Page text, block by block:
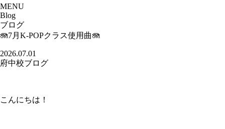
MENU
Blog
ブログ
🪼7月K-POPクラス使用曲🪼
2026.07.01
府中校ブログ
こんにちは！